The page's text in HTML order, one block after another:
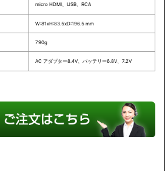
micro HDMI、USB、RCA
W:81xH:83.5xD:196.5 mm
790g
AC アダプター8.4V、バッテリー6.8V、7.2V